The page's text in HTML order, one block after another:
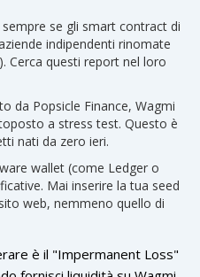
sempre se gli smart contract di
indipendenti rinomate
Cerca questi report nel loro
da Popsicle Finance, Wagmi
a stress test. Questo è
nati da zero ieri.
wallet (come Ledger o
Mai inserire la tua seed
web, nemmeno quello di
è il "Impermanent Loss"